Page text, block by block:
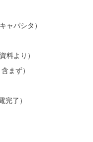
ャパシタ）
料より）
まず）
完了）